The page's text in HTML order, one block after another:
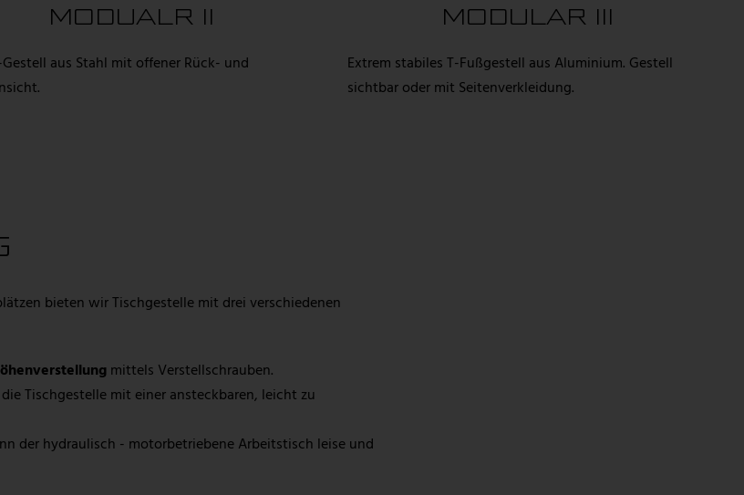
MODUALR II
aus Stahl mit offener Rück- und
MODULAR III
Extrem stabiles T-Fußgestell aus Aluminium. Gestell
sichtbar oder mit Seitenverkleidung.
bieten wir Tischgestelle mit drei verschiedenen
mittels Verstellschrauben.
Tischgestelle mit einer ansteckbaren, leicht zu
der hydraulisch - motorbetriebene Arbeitstisch leise und